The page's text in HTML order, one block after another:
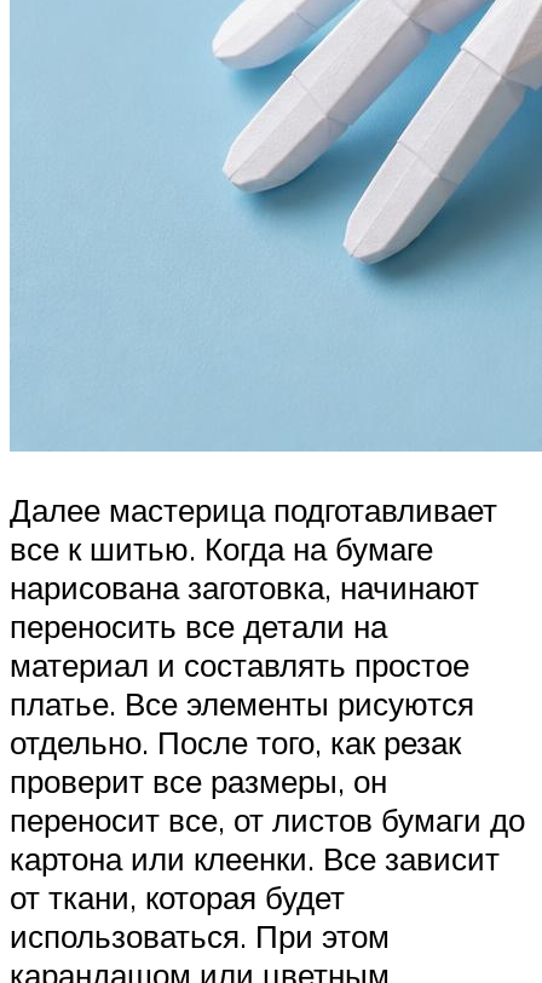
Далее мастерица подготавливает
все к шитью. Когда на бумаге
нарисована заготовка, начинают
переносить все детали на
материал и составлять простое
платье. Все элементы рисуются
отдельно. После того, как резак
проверит все размеры, он
переносит все, от листов бумаги до
картона или клеенки. Все зависит
от ткани, которая будет
использоваться. При этом
карандашом или цветным